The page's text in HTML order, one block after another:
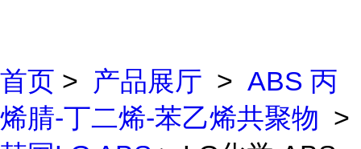
首页 > 产品展厅 > ABS 丙
烯腈-丁二烯-苯乙烯共聚物 >